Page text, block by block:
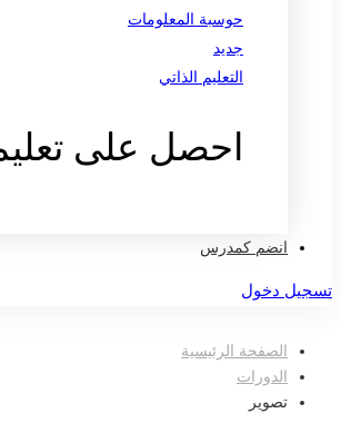
حوسبة المعلومات
جديد
التعليم الذاتي
احصل على
انضم كمدرس
تسجيل دخول
الصفحة الرئيسية
الدورات
تصوير